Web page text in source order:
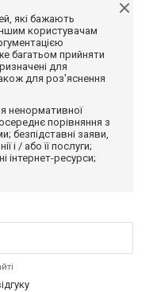
які бажають
користувачам
багатьом прийняти
для
для роз'яснення
ненормативної
порівняння з
безпідставні заяви,
і / або її послуги;
інтернет-ресурси;